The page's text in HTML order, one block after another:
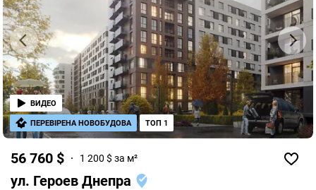
56 760 $ 1 200 $ за м²
ул. Героев Днепра
ВИДЕО
ПЕРЕВІРЕНА НОВОБУДОВА ТОП 1